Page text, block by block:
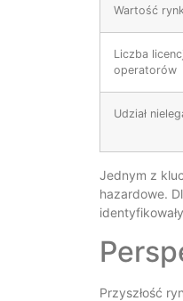
Wartość
Liczba
operatorów
Udział
Jednym z
hazardowe.
Przyszłość